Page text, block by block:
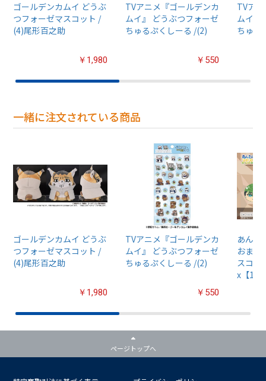
ゴールデンカムイ どうぶ
つフォーゼマスコット /
(4)尾形百之助
￥1,980
TVアニメ『ゴールデンカ
ムイ』 どうぶつフォーゼ
ちゅるぷくしーる /(2)
￥550
TVア
ムイ』
ちゅる
一緒に注文されている商品
ゴールデンカムイ どうぶ
つフォーゼマスコット /
(4)尾形百之助
￥1,980
TVアニメ『ゴールデンカ
ムイ』 どうぶつフォーゼ
ちゅるぷくしーる /(2)
￥550
あんさ
おまん
スコッ
x【
ページトップへ